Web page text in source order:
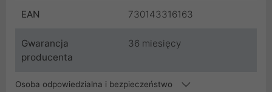
EAN 730143316163
Gwarancja
producenta
36 miesięcy
Osoba odpowiedzialna i bezpieczeństwo